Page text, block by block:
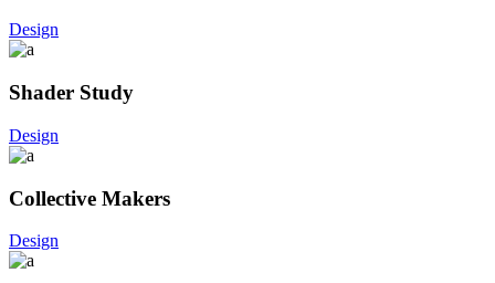
Design
Shader Study
Design
Collective Makers
Design